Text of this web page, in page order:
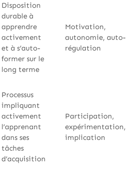
Disposition
durable à
apprendre
activement
et à s’auto-
former sur le
long terme
Motivation,
autonomie, auto-
régulation
Processus
impliquant
activement
l’apprenant
dans ses
tâches
d’acquisition
Participation,
expérimentation,
implication